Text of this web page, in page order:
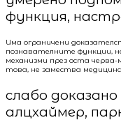
функция,
Има ограничени
познавателните функции,
механизми през оста
това, не замества
слабо
алцхаймер,